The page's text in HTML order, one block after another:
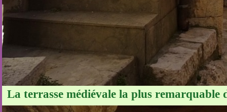
La terrasse médiévale la plus